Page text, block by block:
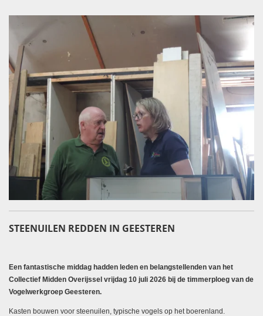
STEENUILEN REDDEN IN GEESTEREN
Een fantastische middag hadden leden en belangstellenden van het
Collectief Midden Overijssel vrijdag 10 juli 2026 bij de timmerploeg van de
Vogelwerkgroep Geesteren.
Kasten bouwen voor steenuilen, typische vogels op het boerenland.